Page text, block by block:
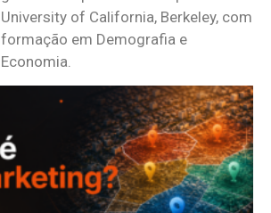
University of California, Berkeley, com
formação em Demografia e
Economia.